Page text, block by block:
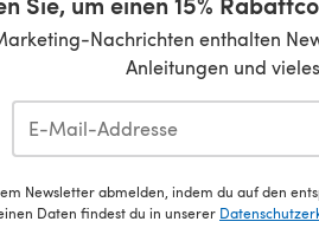
Nachrichten enthalten
Anleitungen und
Newsletter abmelden, indem du auf den
Daten findest du in unserer